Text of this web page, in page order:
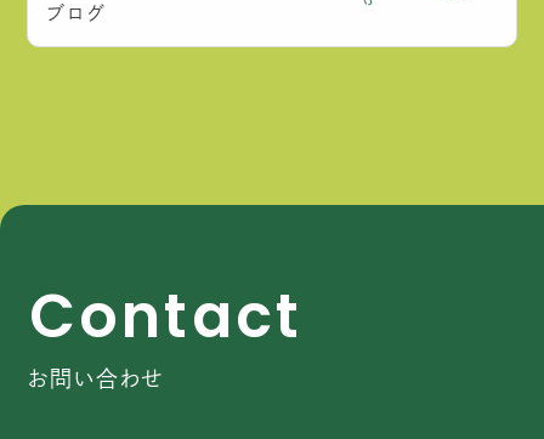
ブログ
Contact
お問い合わせ